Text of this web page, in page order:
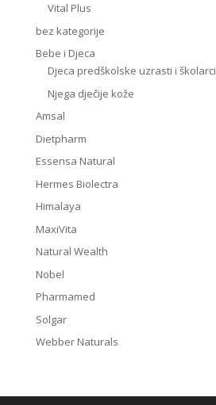
Vital Plus
bez kategorije
Bebe i Djeca
Djeca predškolske uzrasti i školarci
Njega dječije kože
Amsal
Dietpharm
Essensa Natural
Hermes Biolectra
Himalaya
MaxiVita
Natural Wealth
Nobel
Pharmamed
Solgar
Webber Naturals